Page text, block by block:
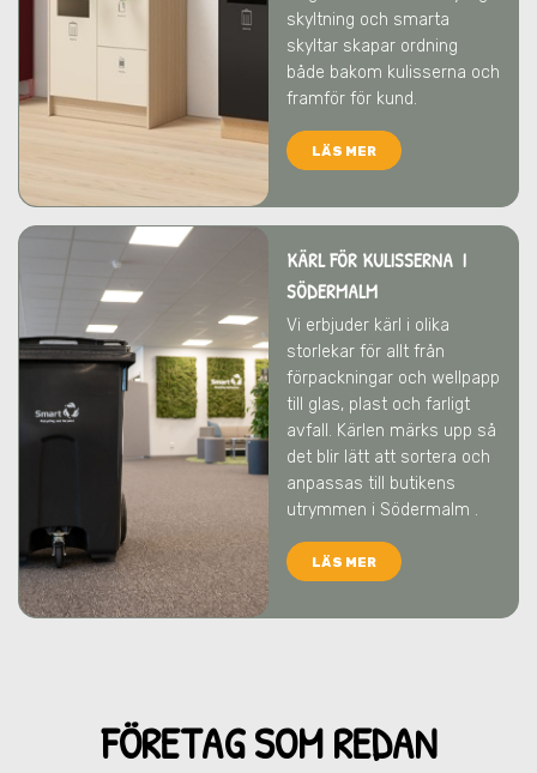
skyltning och smarta
skyltar skapar ordning
både bakom kulisserna och
framför för kund.
LÄS MER
KÄRL FÖR KULISSERNA I
SÖDERMALM
Vi erbjuder kärl i olika
storlekar för allt från
förpackningar och wellpapp
till glas, plast och farligt
avfall. Kärlen märks upp så
det blir lätt att sortera och
anpassas till butikens
utrymmen i Södermalm .
LÄS MER
FÖRETAG SOM REDAN